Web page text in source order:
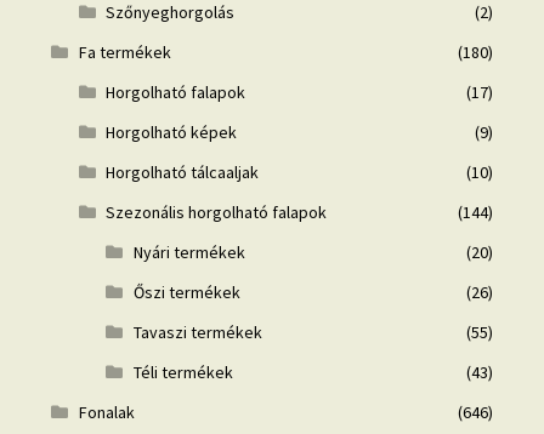
Szőnyeghorgolás
(2)
Fa termékek
(180)
Horgolható falapok
(17)
Horgolható képek
(9)
Horgolható tálcaaljak
(10)
Szezonális horgolható falapok
(144)
Nyári termékek
(20)
Őszi termékek
(26)
Tavaszi termékek
(55)
Téli termékek
(43)
Fonalak
(646)